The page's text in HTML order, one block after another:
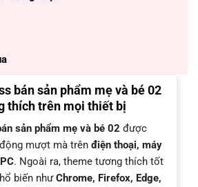
bán sản phẩm mẹ và bé 02
thích trên mọi thiết bị
sản phẩm mẹ và bé 02 được
mượt mà trên điện thoại, máy
. Ngoài ra, theme tương thích tốt
biến nhưChrome, Firefox, Edge,